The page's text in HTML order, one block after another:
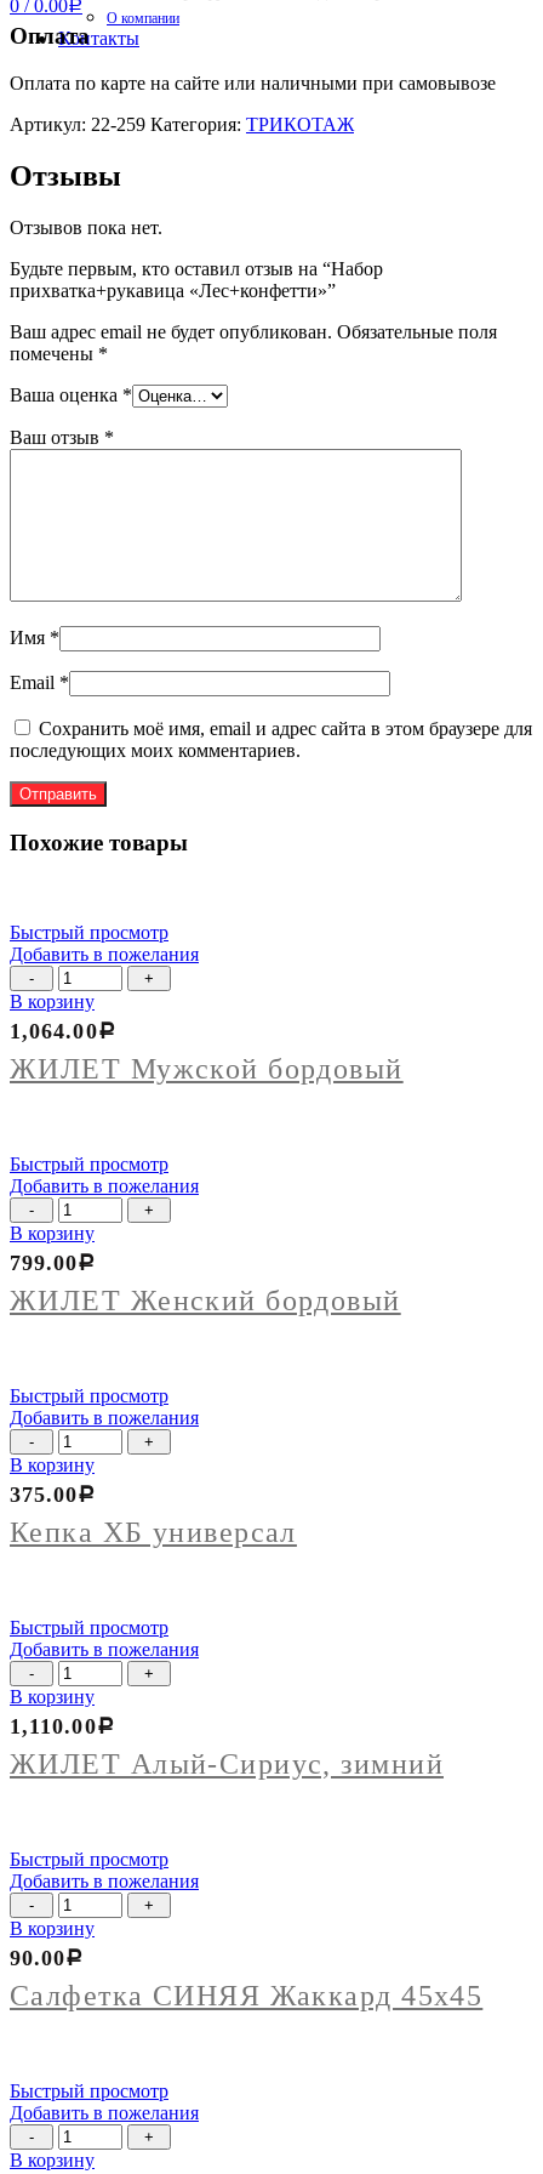
0 / 0.00Р
О компании
Контакты
Оплата
Оплата по карте на сайте или наличными при самовывозе
Артикул: 22-259 Категория: ТРИКОТАЖ
Отзывы
Отзывов пока нет.
Будьте первым, кто оставил отзыв на “Набор
прихватка+рукавица «Лес+конфетти»”
Ваш адрес email не будет опубликован. Обязательные поля
помечены *
Ваша оценка *
Ваш отзыв *
Имя *
Email *
Сохранить моё имя, email и адрес сайта в этом браузере для
последующих моих комментариев.
Похожие товары
Быстрый просмотр
Добавить в пожелания
Количество
товара
ЖИЛЕТ
Мужской
бордовый
В корзину
ЖИЛЕТ Мужской бордовый
1,064.00Р
Быстрый просмотр
Добавить в пожелания
Количество
товара
ЖИЛЕТ
Женский
бордовый
В корзину
ЖИЛЕТ Женский бордовый
799.00Р
Быстрый просмотр
Добавить в пожелания
Количество
товара
Кепка
ХБ
универсал
В корзину
Кепка ХБ универсал
375.00Р
Быстрый просмотр
Добавить в пожелания
Количество
товара
ЖИЛЕТ
Алый-
Сириус,
зимний
В корзину
ЖИЛЕТ Алый-Сириус, зимний
1,110.00Р
Быстрый просмотр
Добавить в пожелания
Количество
товара
Салфетка
СИНЯЯ
Жаккард
45х45
В корзину
Салфетка СИНЯЯ Жаккард 45х45
90.00Р
Быстрый просмотр
Добавить в пожелания
Количество
товара
В корзину